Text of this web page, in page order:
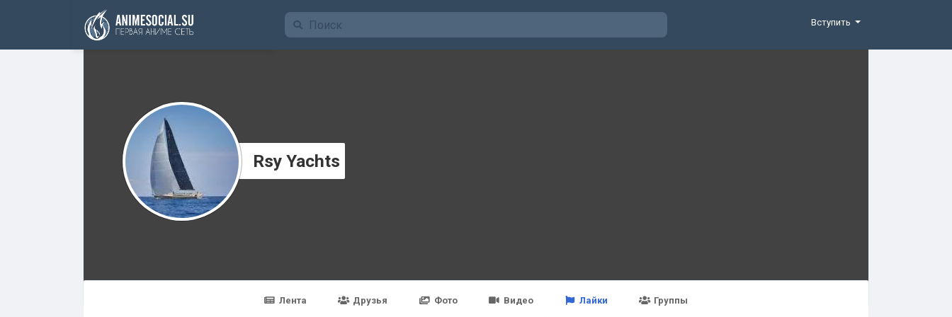
Funding
Вступить
Rsy Yachts
Лента Друзья Фото Видео Лайки Группы